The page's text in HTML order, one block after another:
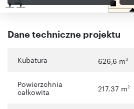
Dane techniczne projektu
Kubatura 626,6 m3
Powierzchnia
całkowita
217.37 m2